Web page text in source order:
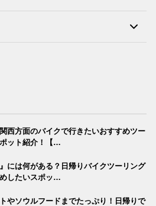
関西方面のバイクで行きたいおすすめツー
ット紹介！【…
』には何がある？日帰りバイクツーリング
したいスポッ…
やソウルフードまでたっぷり！日帰りで